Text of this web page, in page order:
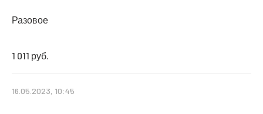
Разовое
1 011 руб.
16.05.2023, 10:45